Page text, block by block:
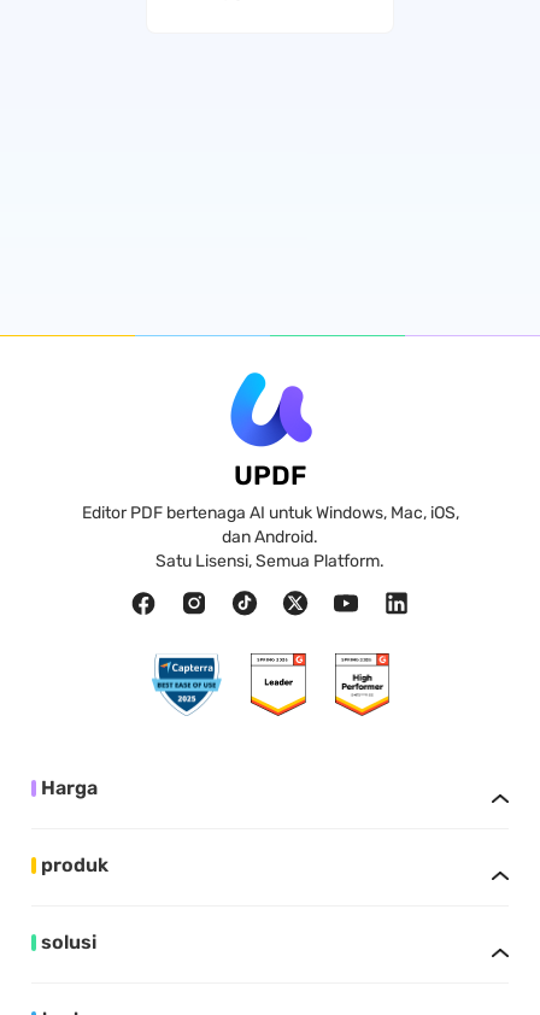
UPDF
Editor PDF bertenaga AI untuk Windows, Mac, iOS,
dan Android.
Satu Lisensi, Semua Platform.
Harga
produk
solusi